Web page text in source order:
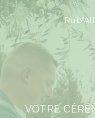
VOTRE